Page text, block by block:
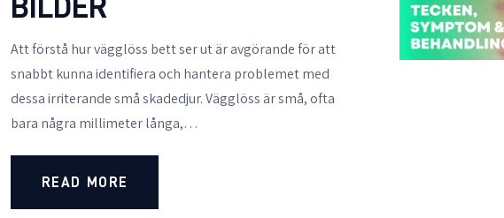
BILDER
Att förstå hur vägglöss bett ser ut är avgörande för att
snabbt kunna identifiera och hantera problemet med
dessa irriterande små skadedjur. Vägglöss är små, ofta
bara några millimeter långa,…
READ MORE